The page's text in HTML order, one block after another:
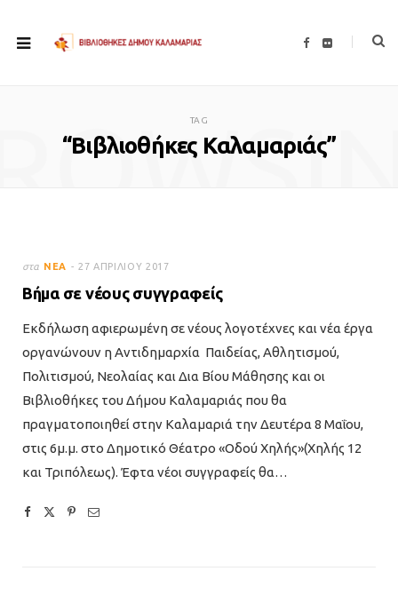
F
F
TAG
“Βιβλιοθήκες Καλαμαριάς”
στα ΝΈΑ 27 ΑΠΡΙΛΊΟΥ 2017
Βήμα σε νέους συγγραφείς
Εκδήλωση αφιερωμένη σε νέους λογοτέχνες και νέα έργα
οργανώνουν η Αντιδημαρχία Παιδείας, Αθλητισμού,
Πολιτισμού, Νεολαίας και Δια Βίου Μάθησης και οι
Βιβλιοθήκες του Δήμου Καλαμαριάς που θα
πραγματοποιηθεί στην Καλαμαριά την Δευτέρα 8 Μαΐου,
στις 6μ.μ. στο Δημοτικό Θέατρο «Οδού Χηλής»(Χηλής 12
και Τριπόλεως). Έφτα νέοι συγγραφείς θα…